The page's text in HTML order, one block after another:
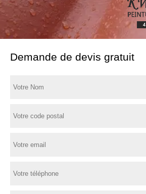
Demande de devis gratuit